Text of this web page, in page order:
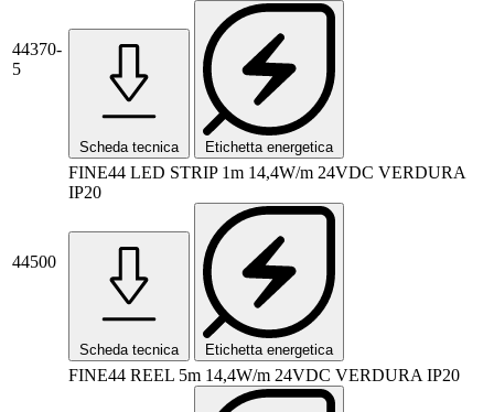
44370-
5
Scheda tecnica Etichetta energetica
44500
FINE44 LED STRIP 1m 14,4W/m 24VDC VERDURA
IP20
Scheda tecnica Etichetta energetica
FINE44 REEL 5m 14,4W/m 24VDC VERDURA IP20